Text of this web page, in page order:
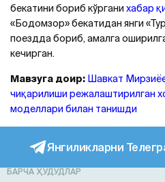
бекатини бориб кўргани хабар
«Бодомзор» бекатидан янги
поездда бориб, амалга
кечирган.
Мавзуга доир: Шавкат
чиқарилиши режалаштирилган
моделлари билан танишди
Янгиликларни
БАРЧА ҲУДУДЛАР